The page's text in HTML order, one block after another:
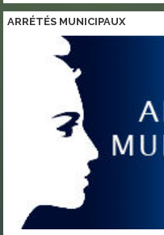
ARRÉTÉS MUNICIPAUX